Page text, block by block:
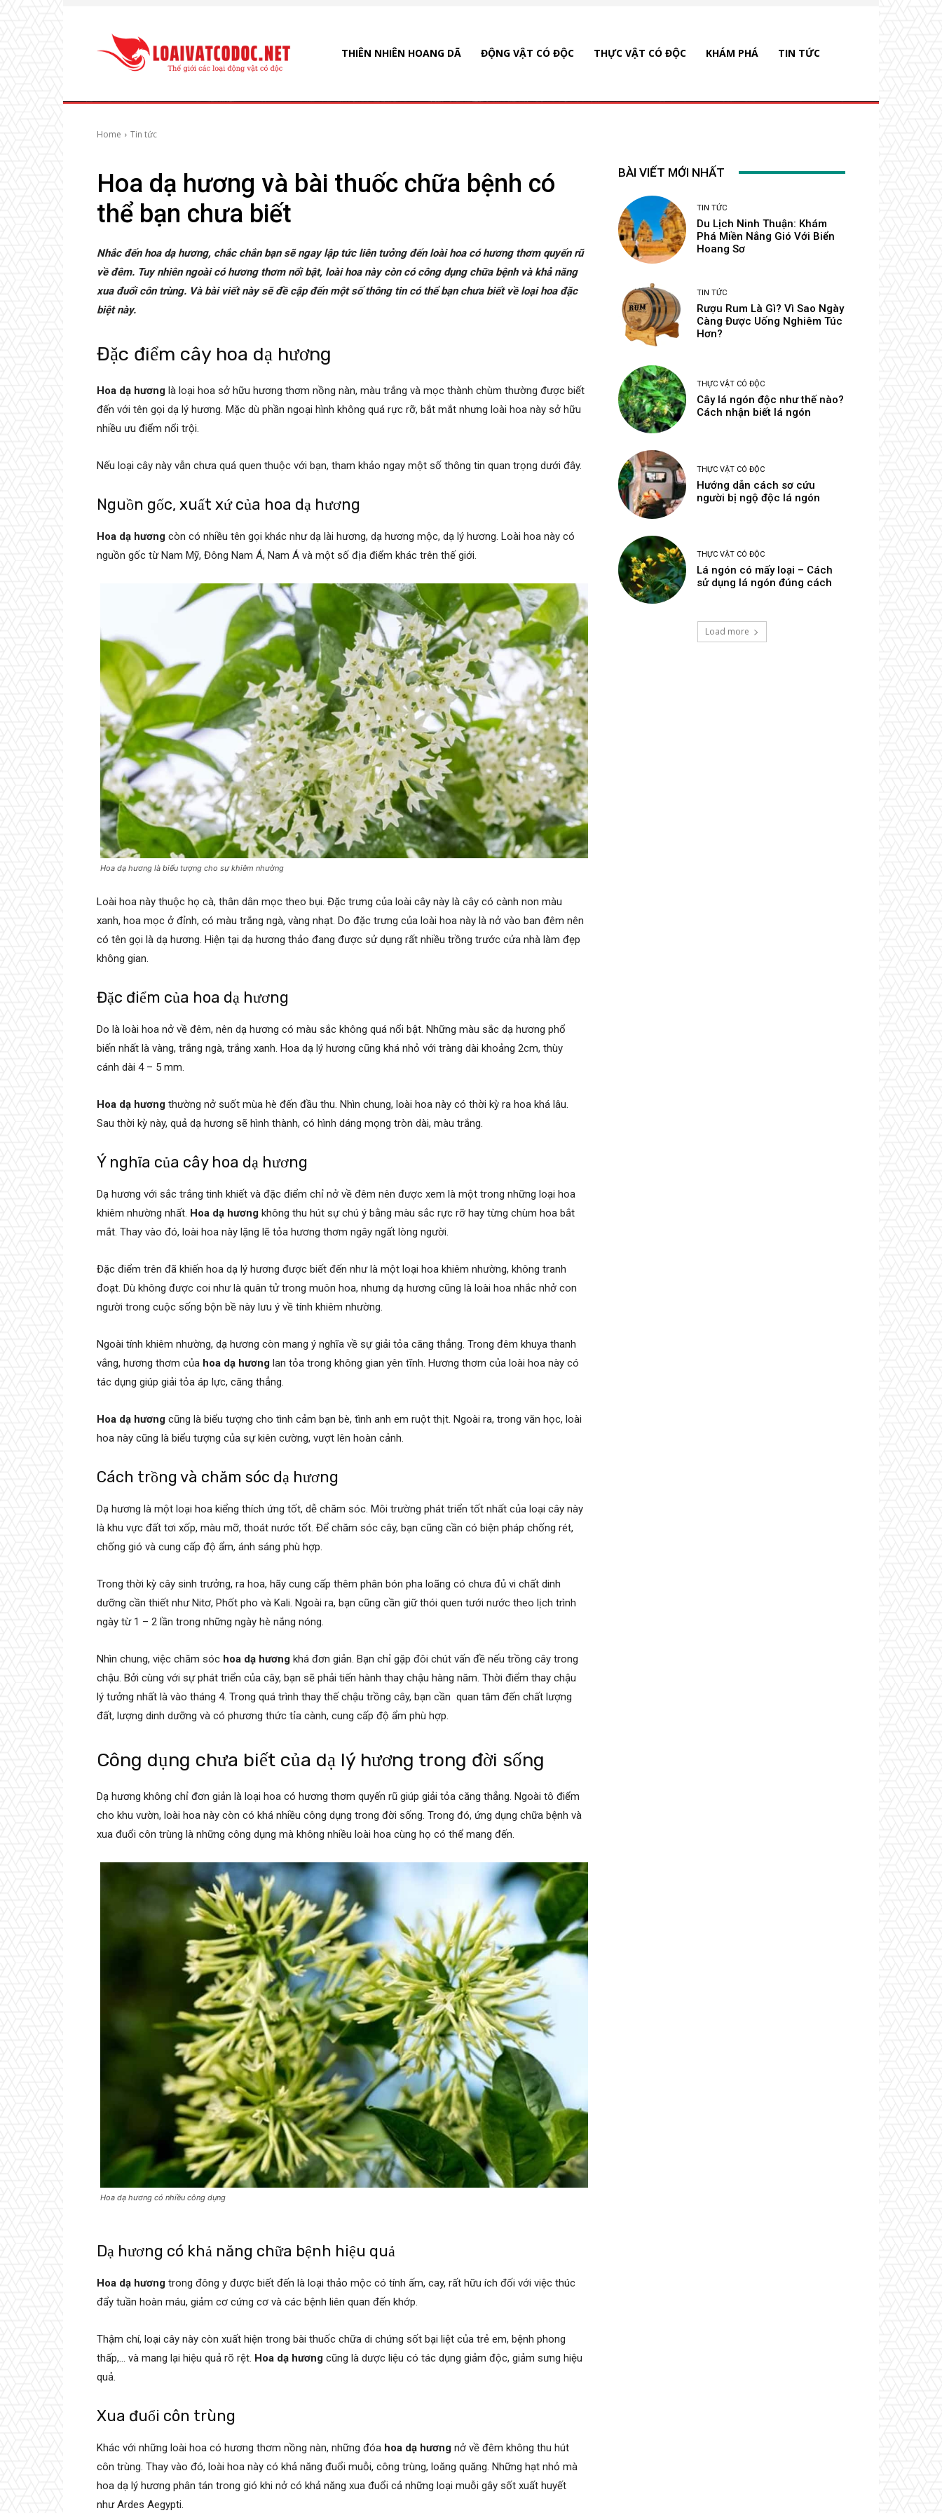
THIÊN NHIÊN HOANG DÃ ĐỘNG VẬT CÓ ĐỘC THỰC VẬT CÓ ĐỘC KHÁM PHÁ TIN TỨC
Home Tin tức
Hoa dạ hương và bài thuốc chữa bệnh có
thể bạn chưa biết
Nhắc đến hoa dạ hương, chắc chắn bạn sẽ ngay lập tức liên tưởng đến loài hoa có hương thơm quyến rũ
về đêm. Tuy nhiên ngoài có hương thơm nổi bật, loài hoa này còn có công dụng chữa bệnh và khả năng
xua đuổi côn trùng. Và bài viết này sẽ đề cập đến một số thông tin có thể bạn chưa biết về loại hoa đặc
biệt này.
Đặc điểm cây hoa dạ hương
Hoa dạ hương là loại hoa sở hữu hương thơm nồng nàn, màu trắng và mọc thành chùm thường được biết
đến với tên gọi dạ lý hương. Mặc dù phần ngoại hình không quá rực rỡ, bắt mắt nhưng loài hoa này sở hữu
nhiều ưu điểm nổi trội.
Nếu loại cây này vẫn chưa quá quen thuộc với bạn, tham khảo ngay một số thông tin quan trọng dưới đây.
Nguồn gốc, xuất xứ của hoa dạ hương
Hoa dạ hương còn có nhiều tên gọi khác như dạ lài hương, dạ hương mộc, dạ lý hương. Loài hoa này có
nguồn gốc từ Nam Mỹ, Đông Nam Á, Nam Á và một số địa điểm khác trên thế giới.
Hoa dạ hương là biểu tượng cho sự khiêm nhường
Loài hoa này thuộc họ cà, thân dân mọc theo bụi. Đặc trưng của loài cây này là cây có cành non màu
xanh, hoa mọc ở đỉnh, có màu trắng ngà, vàng nhạt. Do đặc trưng của loài hoa này là nở vào ban đêm nên
có tên gọi là dạ hương. Hiện tại dạ hương thảo đang được sử dụng rất nhiều trồng trước cửa nhà làm đẹp
không gian.
Đặc điểm của hoa dạ hương
Do là loài hoa nở về đêm, nên dạ hương có màu sắc không quá nổi bật. Những màu sắc dạ hương phổ
biến nhất là vàng, trắng ngà, trắng xanh. Hoa dạ lý hương cũng khá nhỏ với tràng dài khoảng 2cm, thùy
cánh dài 4 – 5 mm.
Hoa dạ hương thường nở suốt mùa hè đến đầu thu. Nhìn chung, loài hoa này có thời kỳ ra hoa khá lâu.
Sau thời kỳ này, quả dạ hương sẽ hình thành, có hình dáng mọng tròn dài, màu trắng.
Ý nghĩa của cây hoa dạ hương
Dạ hương với sắc trắng tinh khiết và đặc điểm chỉ nở về đêm nên được xem là một trong những loại hoa
khiêm nhường nhất. Hoa dạ hương không thu hút sự chú ý bằng màu sắc rực rỡ hay từng chùm hoa bắt
mắt. Thay vào đó, loài hoa này lặng lẽ tỏa hương thơm ngây ngất lòng người.
Đặc điểm trên đã khiến hoa dạ lý hương được biết đến như là một loại hoa khiêm nhường, không tranh
đoạt. Dù không được coi như là quân tử trong muôn hoa, nhưng dạ hương cũng là loài hoa nhắc nhở con
người trong cuộc sống bộn bề này lưu ý về tính khiêm nhường.
Ngoài tính khiêm nhường, dạ hương còn mang ý nghĩa về sự giải tỏa căng thẳng. Trong đêm khuya thanh
vắng, hương thơm của hoa dạ hương lan tỏa trong không gian yên tĩnh. Hương thơm của loài hoa này có
tác dụng giúp giải tỏa áp lực, căng thẳng.
Hoa dạ hương cũng là biểu tượng cho tình cảm bạn bè, tình anh em ruột thịt. Ngoài ra, trong văn học, loài
hoa này cũng là biểu tượng của sự kiên cường, vượt lên hoàn cảnh.
Cách trồng và chăm sóc dạ hương
Dạ hương là một loại hoa kiểng thích ứng tốt, dễ chăm sóc. Môi trường phát triển tốt nhất của loại cây này
là khu vực đất tơi xốp, màu mỡ, thoát nước tốt. Để chăm sóc cây, bạn cũng cần có biện pháp chống rét,
chống gió và cung cấp độ ẩm, ánh sáng phù hợp.
Trong thời kỳ cây sinh trưởng, ra hoa, hãy cung cấp thêm phân bón pha loãng có chưa đủ vi chất dinh
dưỡng cần thiết như Nitơ, Phốt pho và Kali. Ngoài ra, bạn cũng cần giữ thói quen tưới nước theo lịch trình
ngày từ 1 – 2 lần trong những ngày hè nắng nóng.
Nhìn chung, việc chăm sóc hoa dạ hương khá đơn giản. Bạn chỉ gặp đôi chút vấn đề nếu trồng cây trong
chậu. Bởi cùng với sự phát triển của cây, bạn sẽ phải tiến hành thay chậu hàng năm. Thời điểm thay chậu
lý tưởng nhất là vào tháng 4. Trong quá trình thay thế chậu trồng cây, bạn cần quan tâm đến chất lượng
đất, lượng dinh dưỡng và có phương thức tỉa cành, cung cấp độ ẩm phù hợp.
Công dụng chưa biết của dạ lý hương trong đời sống
Dạ hương không chỉ đơn giản là loại hoa có hương thơm quyến rũ giúp giải tỏa căng thẳng. Ngoài tô điểm
cho khu vườn, loài hoa này còn có khá nhiều công dụng trong đời sống. Trong đó, ứng dụng chữa bệnh và
xua đuổi côn trùng là những công dụng mà không nhiều loài hoa cùng họ có thể mang đến.
Hoa dạ hương có nhiều công dụng
Dạ hương có khả năng chữa bệnh hiệu quả
Hoa dạ hương trong đông y được biết đến là loại thảo mộc có tính ấm, cay, rất hữu ích đối với việc thúc
đẩy tuần hoàn máu, giảm cơ cứng cơ và các bệnh liên quan đến khớp.
Thậm chí, loại cây này còn xuất hiện trong bài thuốc chữa di chứng sốt bại liệt của trẻ em, bệnh phong
thấp,… và mang lại hiệu quả rõ rệt. Hoa dạ hương cũng là dược liệu có tác dụng giảm độc, giảm sưng hiệu
quả.
Xua đuổi côn trùng
Khác với những loài hoa có hương thơm nồng nàn, những đóa hoa dạ hương nở về đêm không thu hút
côn trùng. Thay vào đó, loài hoa này có khả năng đuổi muỗi, công trùng, loăng quăng. Những hạt nhỏ mà
hoa dạ lý hương phân tán trong gió khi nở có khả năng xua đuổi cả những loại muỗi gây sốt xuất huyết
như Ardes Aegypti.
BÀI VIẾT MỚI NHẤT
TIN TỨC
Du Lịch Ninh Thuận: Khám
Phá Miền Nắng Gió Với Biển
Hoang Sơ
TIN TỨC
Rượu Rum Là Gì? Vì Sao Ngày
Càng Được Uống Nghiêm Túc
Hơn?
THỰC VẬT CÓ ĐỘC
Cây lá ngón độc như thế nào?
Cách nhận biết lá ngón
THỰC VẬT CÓ ĐỘC
Hướng dẫn cách sơ cứu
người bị ngộ độc lá ngón
THỰC VẬT CÓ ĐỘC
Lá ngón có mấy loại – Cách
sử dụng lá ngón đúng cách
Load more